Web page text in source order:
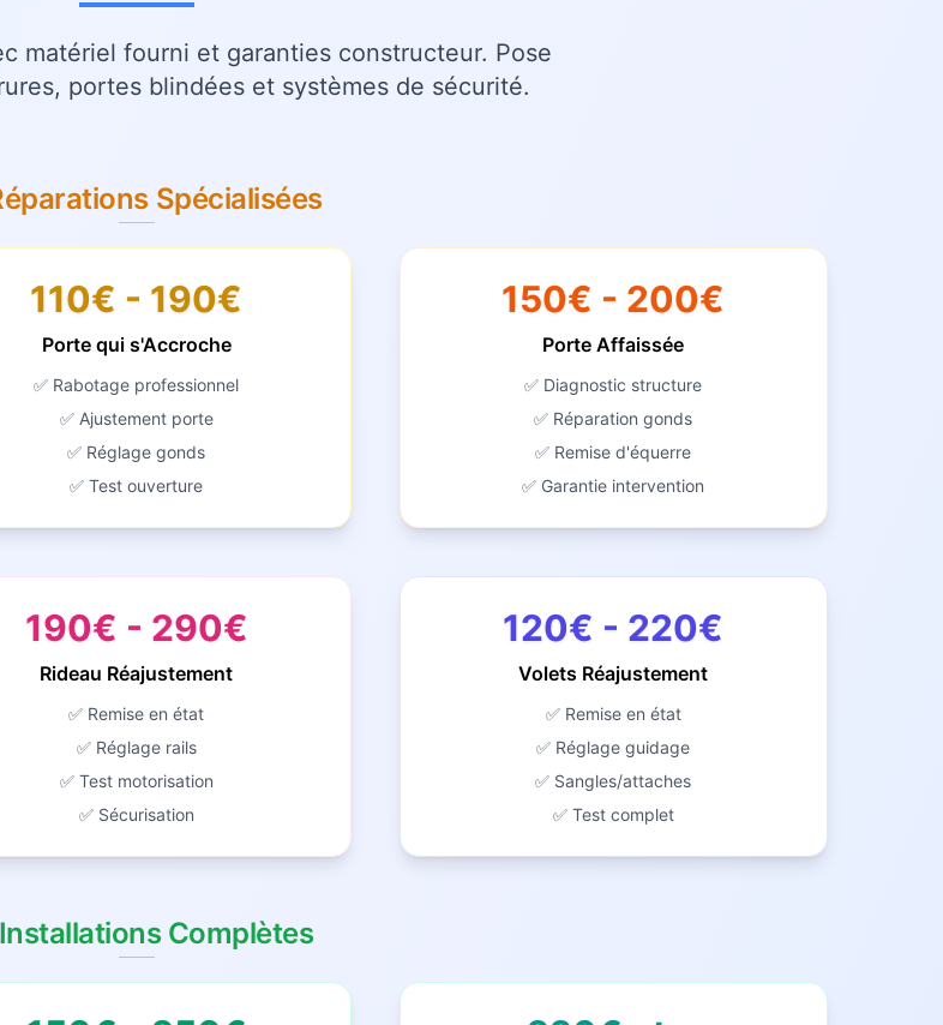
matériel fourni et garanties constructeur. Pose
portes blindées et systèmes de sécurité.
Spécialisées
110€ - 190€
Porte qui s'Accroche
✅ Rabotage professionnel
✅ Ajustement porte
✅ Réglage gonds
✅ Test ouverture
150€ - 200€
Porte Affaissée
✅ Diagnostic structure
✅ Réparation gonds
✅ Remise d'équerre
✅ Garantie intervention
190€ - 290€
Rideau Réajustement
✅ Remise en état
✅ Réglage rails
✅ Test motorisation
✅ Sécurisation
120€ - 220€
Volets Réajustement
✅ Remise en état
✅ Réglage guidage
✅ Sangles/attaches
✅ Test complet
Complètes